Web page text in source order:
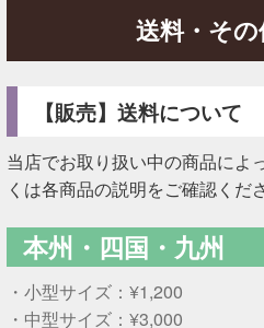
送料・そ
【販売】送料について
当店でお取り扱い中の商品によ
くは各商品の説明をご確認くだ
本州・四国・九州
・小型サイズ：¥1,200
・中型サイズ：¥3,000